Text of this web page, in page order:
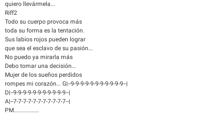
quiero llevármela...
Riff2
Todo su cuerpo provoca más
toda su forma es la tentación.
Sus labios rojos pueden lograr
que sea el esclavo de su pasión...
No puedo ya mirarla más
Debo tomar una decisión...
Mujer de los sueños perdidos
rompes mi corazón... G|--9-9-9-9-9-9-9-9-9-9-9--|
D|--9-9-9-9-9-9-9-9-9-9-9--|
A|--7-7-7-7-7-7-7-7-7-7-7--|
PM.................